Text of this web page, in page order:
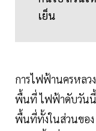
เย็น
การไฟฟ้านครหลว
พื้นที่ ไฟฟ้าดับวันนี้
พื้นที่ทั้งในส่วนขอ